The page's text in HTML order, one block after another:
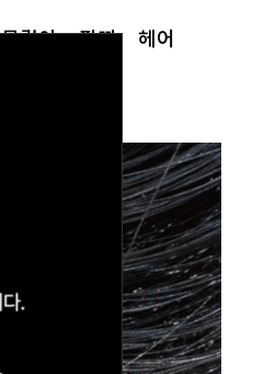
목걸이 팔찌 헤어